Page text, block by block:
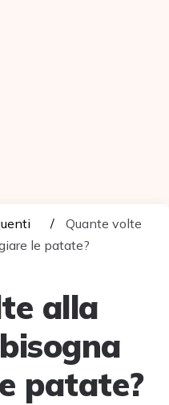
Quante volte
le patate?
alla
patate?